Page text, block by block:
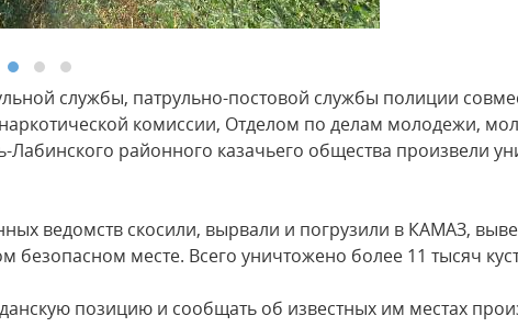
службы, патрульно-постовой службы полиции
комиссии, Отделом по делам молодежи,
районного казачьего общества произвели
ведомств скосили, вырвали и погрузили в КАМАЗ,
месте. Всего уничтожено более 11 тысяч
позицию и сообщать об известных им местах